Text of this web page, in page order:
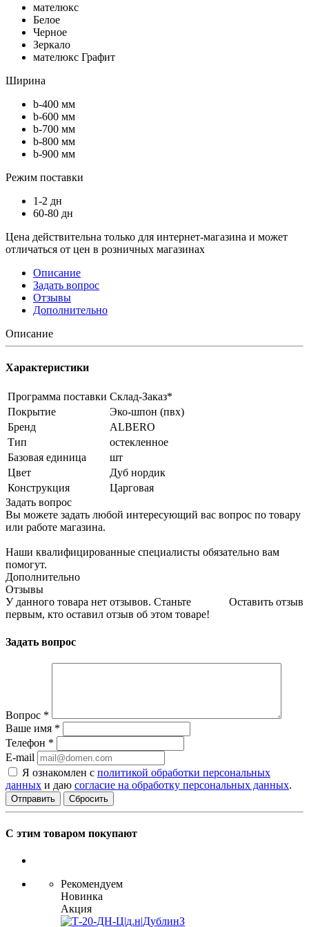
мателюкс
Белое
Черное
Зеркало
мателюкс Графит
Ширина
b-400 мм
b-600 мм
b-700 мм
b-800 мм
b-900 мм
Режим поставки
1-2 дн
60-80 дн
Цена действительна только для интернет-магазина и может
отличаться от цен в розничных магазинах
Описание
Задать вопрос
Отзывы
Дополнительно
Описание
Характеристики
Программа поставки Склад-Заказ*
Покрытие
Эко-шпон (пвх)
Бренд
ALBERO
Тип
остекленное
Базовая единица
шт
Цвет
Дуб нордик
Конструкция
Царговая
Задать вопрос
Вы можете задать любой интересующий вас вопрос по товару
или работе магазина.
Наши квалифицированные специалисты обязательно вам
помогут.
Дополнительно
Отзывы
Оставить отзыв
У данного товара нет отзывов. Станьте
первым, кто оставил отзыв об этом товаре!
Задать вопрос
Вопрос *
Ваше имя *
Телефон *
E-mail
Я ознакомлен с политикой обработки персональных
данных и даю согласие на обработку персональных данных.
Сбросить
С этим товаром покупают
Рекомендуем
Новинка
Акция